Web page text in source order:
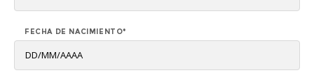
FECHA DE NACIMIENTO*